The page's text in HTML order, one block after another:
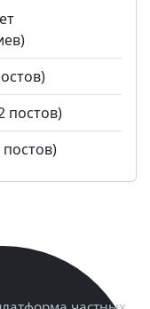
постов)
постов)